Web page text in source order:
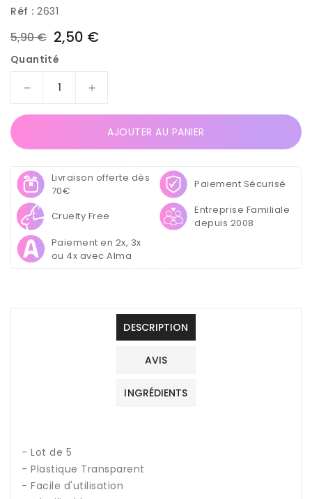
Réf : 2631
Prix
habituel
5,90 €
Prix
soldé
2,50 €
Quantité
Réduire
5
Pinces
plastique
transparente
pour
maintient
des
popits
(moule
Augmenter
5
Pinces
plastique
pour
des
popits
(moule
AJOUTER AU PANIER
Livraison offerte dès
70€
Paiement Sécurisé
Cruelty Free
Entreprise Familiale
depuis 2008
Paiement en 2x, 3x
ou 4x avec Alma
DESCRIPTION
AVIS
INGRÉDIENTS
- Lot de 5
- Plastique Transparent
- Facile d'utilisation